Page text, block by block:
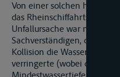
Von einer solchen hat der
das Rheinschiffahrtsgericht
Unfallursache war nach den
Sachverständigen, daß in
Kollision die Wassertiefe
verringerte (wobei die für